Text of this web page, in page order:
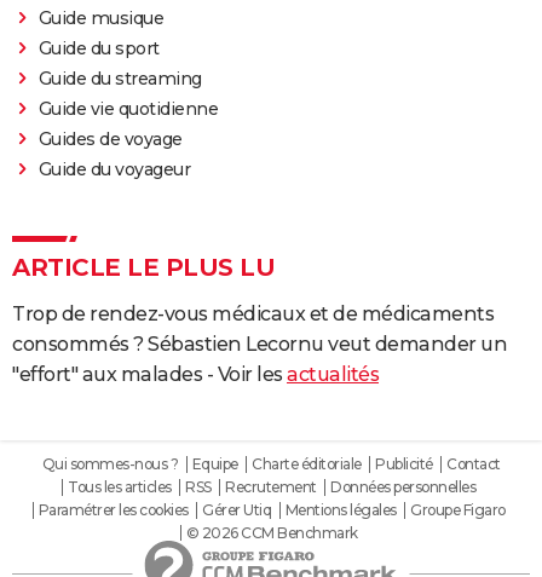
Guide musique
Guide du sport
Guide du streaming
Guide vie quotidienne
Guides de voyage
Guide du voyageur
ARTICLE LE PLUS LU
Trop de rendez-vous médicaux et de médicaments
consommés ? Sébastien Lecornu veut demander un
"effort" aux malades - Voir les actualités
Qui sommes-nous ? Equipe Charte éditoriale Publicité
Contact
Tous les articles
RSS Recrutement
Données personnelles
Paramétrer les cookies
Gérer Utiq Mentions légales
Groupe Figaro
© 2026 CCM Benchmark